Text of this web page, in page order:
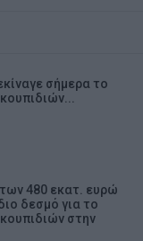
σήμερα το
480 εκατ. ευρώ
δεσμό για το
στην